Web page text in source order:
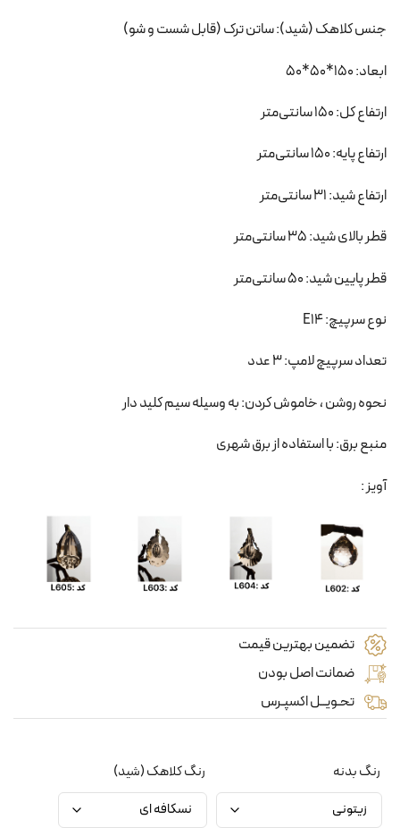
جنس کلاهک (شید): ساتن ترک (قابل شست و شو)
ابعاد: 150*50*50
ارتفاع کل: 150 سانتی‌متر
ارتفاع پایه: 150 سانتی‌متر
ارتفاع شید: 31 سانتی‌متر
قطر بالای شید: 35 سانتی‌متر
قطر پایین شید: 50 سانتی‌متر
نوع سرپیچ: E14
تعداد سرپیچ لامپ: 3 عدد
نحوه روشن ، خاموش کردن: به وسیله سیم کلید دار
منبع برق: با استفاده از برق شهری
آویز :
تضمین بهترین قیمت
ضمانت اصل بودن
تحـویــل اکسپـرس
رنگ بدنه رنگ کلاهک (شید)